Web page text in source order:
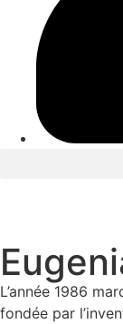
L’année 1986
fondée par